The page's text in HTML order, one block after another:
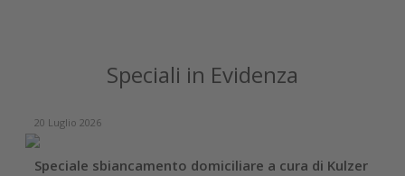
Speciali in Evidenza
20 Luglio 2026
Speciale sbiancamento domiciliare a cura di Kulzer